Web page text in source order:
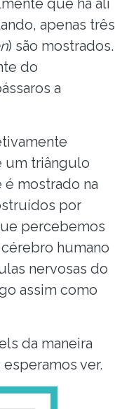
apenas três
) são mostrados.
do
a
um triângulo
mostrado na
por
percebemos
humano
nervosas do
assim como
da maneira
ver.